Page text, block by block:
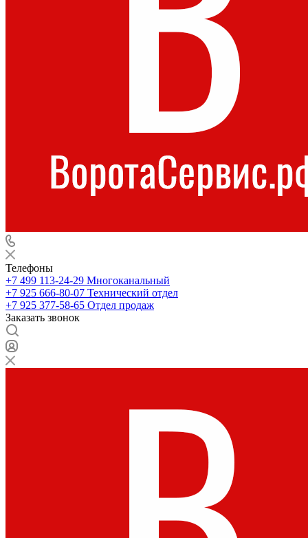
Телефоны
+7 499 113-24-29 Многоканальный
+7 925 666-80-07 Технический отдел
+7 925 377-58-65 Отдел продаж
Заказать звонок